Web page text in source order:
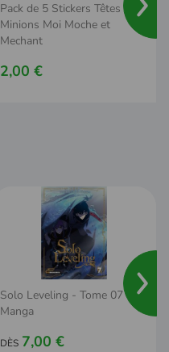
Pack de 5 Stickers Têtes
Minions Moi Moche et
Mechant
2,00 €
Solo Leveling - Tome 07 -
Manga
DÈS 7,00 €